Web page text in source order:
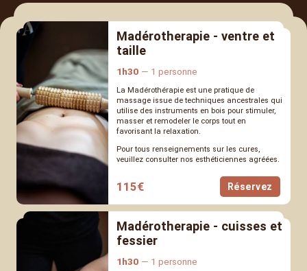
Madérotherapie - ventre et
taille
1h30 1 personne
La Madérothérapie est une pratique de
massage issue de techniques ancestrales qui
utilise des instruments en bois pour stimuler,
masser et remodeler le corps tout en
favorisant la relaxation.
Pour tous renseignements sur les cures,
veuillez consulter nos esthéticiennes agréées.
115€ Réservez
Madérotherapie - cuisses et
fessier
1h30 1 personne